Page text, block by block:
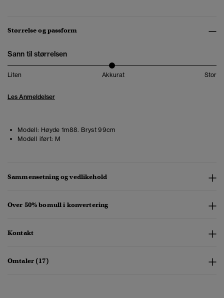
Størrelse og passform
Sann til størrelsen
Liten Akkurat Stor
Les Anmeldelser
Modell: Høyde 1m88. Bryst 99cm
Modell iført: M
Sammensetning og vedlikehold
Over 50% bomull i konvertering
Kontakt
Omtaler (17)